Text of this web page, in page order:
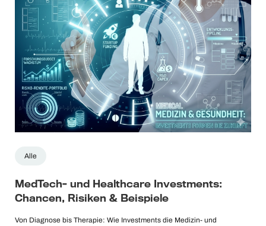
Alle
MedTech- und Healthcare Investments:
Chancen, Risiken & Beispiele
Von Diagnose bis Therapie: Wie Investments die Medizin- und